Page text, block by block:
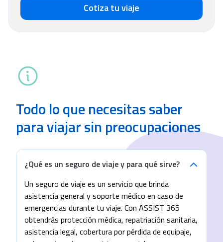
Cotiza tu viaje
Todo lo que necesitas saber
para viajar sin preocupaciones
¿Qué es un seguro de viaje y para qué sirve?
Un seguro de viaje es un servicio que brinda
asistencia general y soporte médico en caso de
emergencias durante tu viaje. Con ASSIST 365
obtendrás protección médica, repatriación sanitaria,
asistencia legal, cobertura por pérdida de equipaje,